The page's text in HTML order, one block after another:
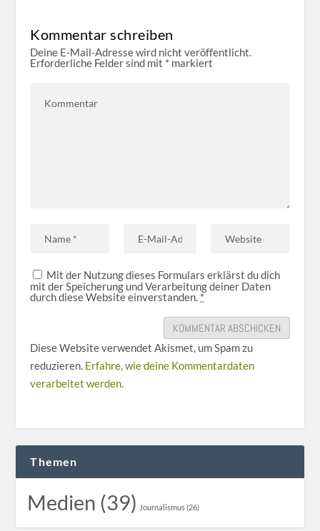
Kommentar schreiben
Deine E-Mail-Adresse wird nicht veröffentlicht.
Erforderliche Felder sind mit * markiert
Mit der Nutzung dieses Formulars erklärst du dich
mit der Speicherung und Verarbeitung deiner Daten
durch diese Website einverstanden. *
Diese Website verwendet Akismet, um Spam zu
reduzieren. Erfahre, wie deine Kommentardaten
verarbeitet werden.
Themen
Medien (39) Journalismus (26)